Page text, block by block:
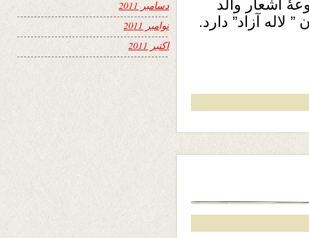
اشعار والد
آزاد” دارد.
دسامبر 2011
نوامبر 2011
اکتبر 2011